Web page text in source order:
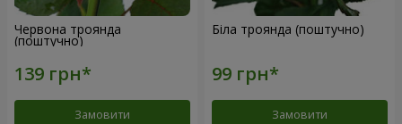
Червона троянда
(поштучно)
Замовити
Біла троянда (поштучно)
Замовити